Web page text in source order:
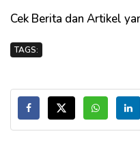
Cek Berita dan Artikel
TAGS: